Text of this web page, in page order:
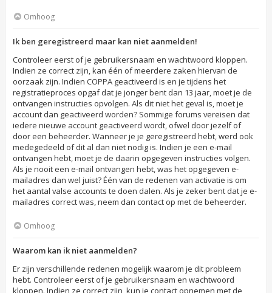
Omhoog
Ik ben geregistreerd maar kan niet aanmelden!
Controleer eerst of je gebruikersnaam en wachtwoord kloppen.
Indien ze correct zijn, kan één of meerdere zaken hiervan de
oorzaak zijn. Indien COPPA geactiveerd is en je tijdens het
registratieproces opgaf dat je jonger bent dan 13 jaar, moet je de
ontvangen instructies opvolgen. Als dit niet het geval is, moet je
account dan geactiveerd worden? Sommige forums vereisen dat
iedere nieuwe account geactiveerd wordt, ofwel door jezelf of
door een beheerder. Wanneer je je geregistreerd hebt, werd ook
medegedeeld of dit al dan niet nodig is. Indien je een e-mail
ontvangen hebt, moet je de daarin opgegeven instructies volgen.
Als je nooit een e-mail ontvangen hebt, was het opgegeven e-
mailadres dan wel juist? Één van de redenen van activatie is om
het aantal valse accounts te doen dalen. Als je zeker bent dat je e-
mailadres correct was, neem dan contact op met de beheerder.
Omhoog
Waarom kan ik niet aanmelden?
Er zijn verschillende redenen mogelijk waarom je dit probleem
hebt. Controleer eerst of je gebruikersnaam en wachtwoord
kloppen. Indien ze correct zijn, kun je contact opnemen met de